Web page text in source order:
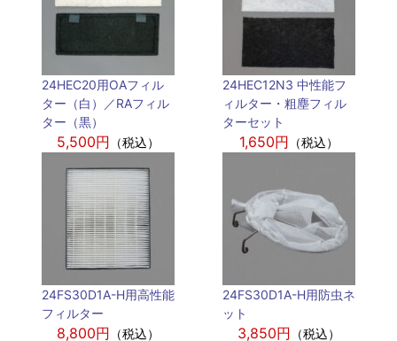
24HEC20用OAフィル
ター（白）／RAフィル
ター（黒）
5,500円 （税込）
24HEC12N3 中性能フ
ィルター・粗塵フィル
ターセット
1,650円 （税込）
24FS30D1A-H用高性能
フィルター
8,800円 （税込）
24FS30D1A-H用防虫ネ
ット
3,850円 （税込）